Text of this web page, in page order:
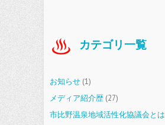
カテゴリ一覧
お知らせ (1)
メディア紹介歴 (27)
市比野温泉地域活性化協議会とは